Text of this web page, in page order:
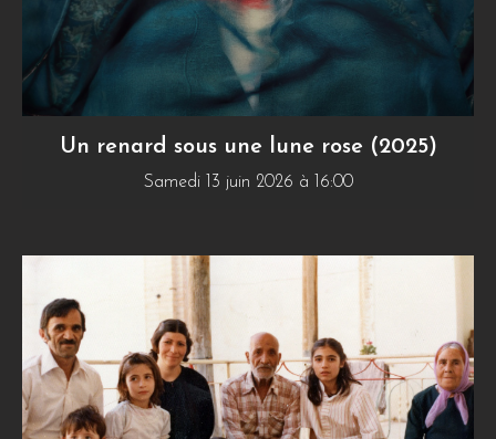
Un renard sous une lune rose (2025)
Samedi 13 juin 2026 à 16:00